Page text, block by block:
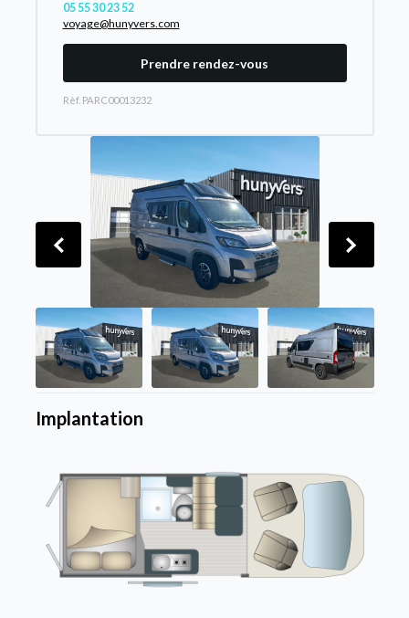
05 55 30 23 52
voyage@hunyvers.com
Prendre rendez-vous
Rèf. PARC00013232
Implantation